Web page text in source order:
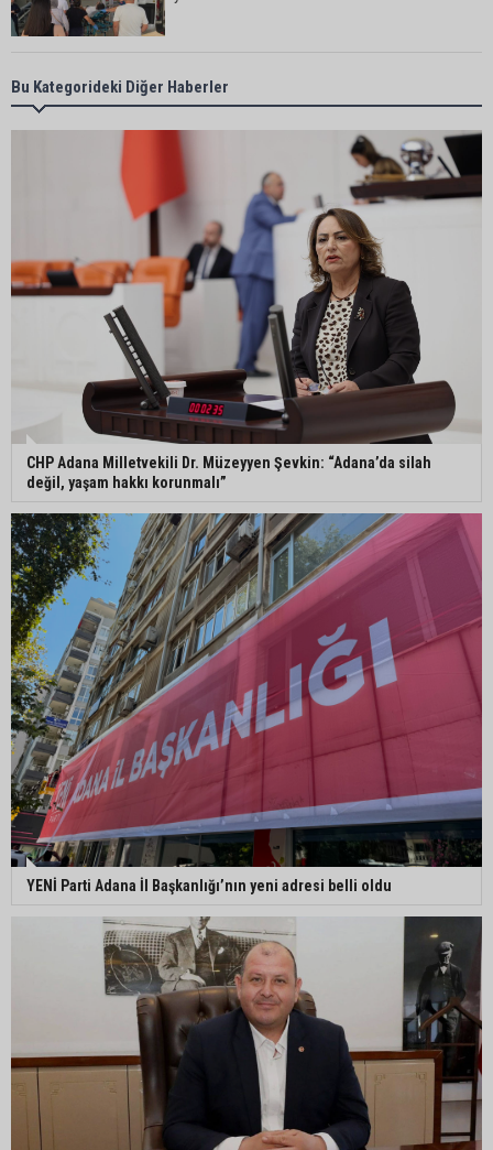
Karataş Belediye Başkanı Ali Bedrettin Karataş:
“Sahillerimize birlikte sahip çıkalım”
Pozantı’da İlçe Jandarma Komutanlığı ekipleri
vatandaşları dijital dolandırıcılığa karşı uyardı
Adana Lezzet Festivali için stratejik hazırlık
toplantısı yapıldı
Adana’da 478 yıllık Kemeraltı Camii’nde sprey
boya krizi: Vatandaşlar denetimlerin artırılmasını
istedi
Adana’ya acı haber: Adanalı polis memuru
İstanbul’daki kazada hayatını kaybetti
Feke Belediyesi’nden Çondu Mahallesi’nde yol
çalışması
Bu Kategorideki Diğer Haberler
CHP Adana Milletvekili Dr. Müzeyyen Şevkin: “Adana’da silah
değil, yaşam hakkı korunmalı”
YENİ Parti Adana İl Başkanlığı’nın yeni adresi belli oldu